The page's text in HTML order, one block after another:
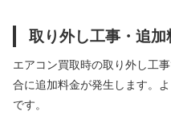
取り外し工事・追
エアコン買取時の取り外し工
合に追加料金が発生します。
です。